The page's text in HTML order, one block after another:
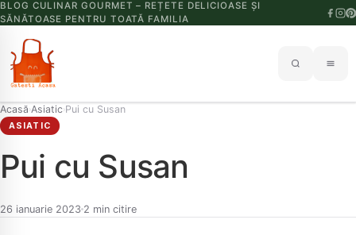
BLOG CULINAR GOURMET – REȚETE DELICIOASE ȘI
SĂNĂTOASE PENTRU TOATĂ FAMILIA
Acasă›Asiatic›Pui cu Susan
ASIATIC
Pui cu Susan
26 ianuarie 2023 2 min citire